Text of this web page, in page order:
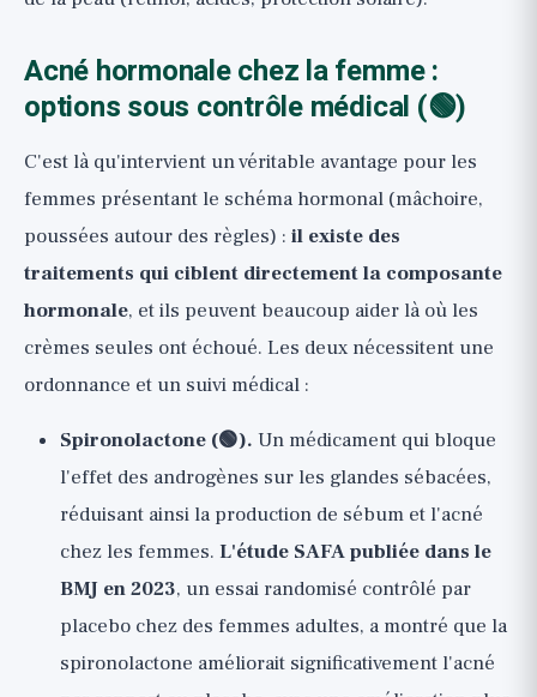
Acné hormonale chez la femme :
options sous contrôle médical (🟢)
C'est là qu'intervient un véritable avantage pour les
femmes présentant le schéma hormonal (mâchoire,
poussées autour des règles) : il existe des
traitements qui ciblent directement la composante
hormonale, et ils peuvent beaucoup aider là où les
crèmes seules ont échoué. Les deux nécessitent une
ordonnance et un suivi médical :
Spironolactone (🟢). Un médicament qui bloque
l'effet des androgènes sur les glandes sébacées,
réduisant ainsi la production de sébum et l'acné
chez les femmes. L'étude SAFA publiée dans le
BMJ en 2023, un essai randomisé contrôlé par
placebo chez des femmes adultes, a montré que la
spironolactone améliorait significativement l'acné